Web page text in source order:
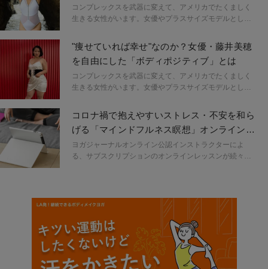
ジティブ論
コンプレックスを武器に変えて、アメリカでたくましく
生きる女性がいます。女優やプラスサイズモデルとして
た彼女が、英語も話せぬまま飛び込んだ街で出会ったの
が「ボディポジティブ」という考えでした。この連載で
は、藤井美穂さんがアメリカ生活を通して学んだボディ
ポジティブ精神とそこから得た自身と周囲の変化などを
伝えます。
"痩せていれば幸せ"なのか？女優・藤井美穂
を自由にした「ボディポジティブ」とは
コンプレックスを武器に変えて、アメリカでたくましく
生きる女性がいます。女優やプラスサイズモデルとして
た彼女が、英語も話せぬまま飛び込んだ街で出会ったの
が「ボディポジティブ」という考えでした。この連載で
は、藤井美穂さんがアメリカ生活を通して学んだボディ
ポジティブ精神とそこから得た自身と周囲の変化などを
伝えます。
コロナ禍で抱えやすいストレス・不安を和ら
げる「マインドフルネス瞑想」オンラインレ
ッスンをレポート
ヨガジャーナルオンライン公認インストラクターによ
る、サブスクリプションのオンラインレッスンが続々ス
で心のセルフコンディショニングを始めてみませんか。
毎月テーマを変えてお届けしている本クラス12月のテー
マは「自己肯定感」、実際にクラスを受けた感想やオン
ラインクラスのメリット・デメリットなどをレポートし
ます。